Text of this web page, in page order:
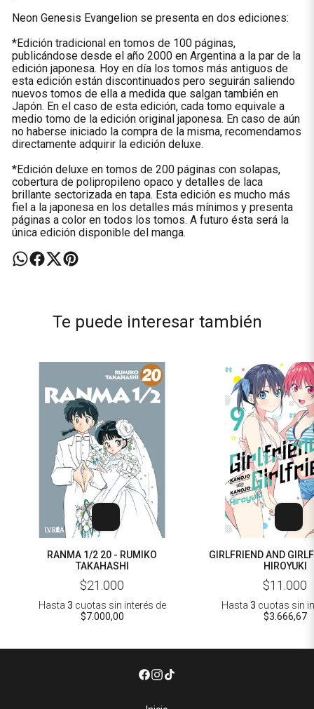
Neon Genesis Evangelion se presenta en dos ediciones:
*Edición tradicional en tomos de 100 páginas,
publicándose desde el año 2000 en Argentina a la par de la
edición japonesa. Hoy en día los tomos más antiguos de
esta edición están discontinuados pero seguirán saliendo
nuevos tomos de ella a medida que salgan también en
Japón. En el caso de esta edición, cada tomo equivale a
medio tomo de la edición original japonesa. En caso de aún
no haberse iniciado la compra de la misma, recomendamos
directamente adquirir la edición deluxe.
*Edición deluxe en tomos de 200 páginas con solapas,
cobertura de polipropileno opaco y detalles de laca
brillante sectorizada en tapa. Esta edición es mucho más
fiel a la japonesa en los detalles más mínimos y presenta
páginas a color en todos los tomos. A futuro ésta será la
única edición disponible del manga.
Te puede interesar también
RANMA 1/2 20 - RUMIKO
TAKAHASHI
$21.000
Hasta 3 cuotas sin interés de
$7.000,00
GIRLFRIEND AND
HIROYUKI
$11.000
Hasta 3 cuotas sin
$3.666,67